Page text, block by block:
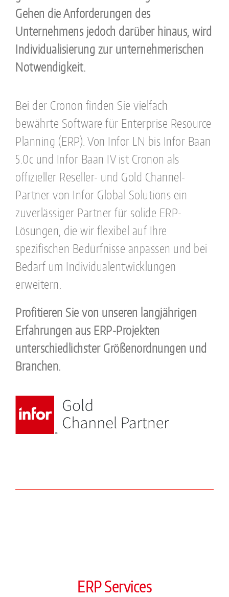
Gehen die Anforderungen des
Unternehmens jedoch darüber hinaus, wird
Individualisierung zur unternehmerischen
Notwendigkeit.
Bei der Cronon finden Sie vielfach
bewährte Software für Enterprise Resource
Planning (ERP). Von Infor LN bis Infor Baan
5.0c und Infor Baan IV ist Cronon als
offizieller Reseller- und Gold Channel-
Partner von Infor Global Solutions ein
zuverlässiger Partner für solide ERP-
Lösungen, die wir flexibel auf Ihre
spezifischen Bedürfnisse anpassen und bei
Bedarf um Individualentwicklungen
erweitern.
Profitieren Sie von unseren langjährigen
Erfahrungen aus ERP-Projekten
unterschiedlichster Größenordnungen und
Branchen.
ERP Services